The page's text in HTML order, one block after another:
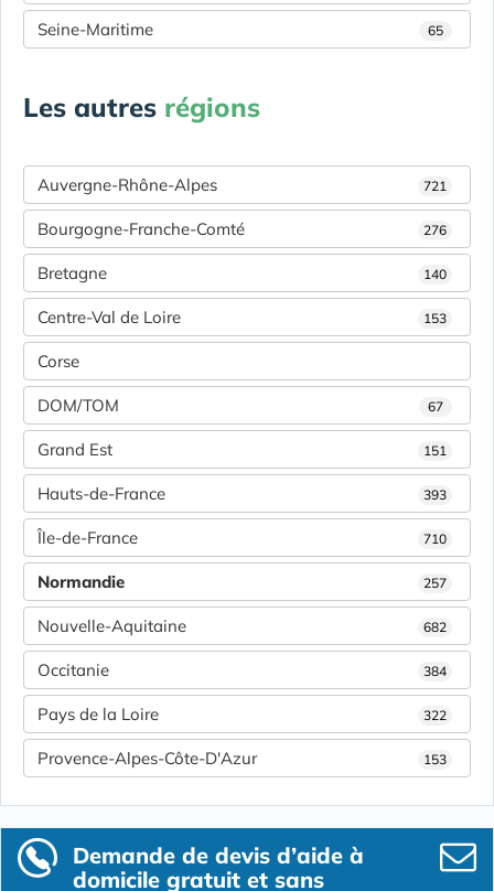
Seine-Maritime 65
Les autres régions
Auvergne-Rhône-Alpes 721
Bourgogne-Franche-Comté 276
Bretagne 140
Centre-Val de Loire 153
Corse
DOM/TOM 67
Grand Est 151
Hauts-de-France 393
Île-de-France 710
Normandie 257
Nouvelle-Aquitaine 682
Occitanie 384
Pays de la Loire 322
Provence-Alpes-Côte-D'Azur 153
Demande de devis d’aide à
domicile gratuit et sans